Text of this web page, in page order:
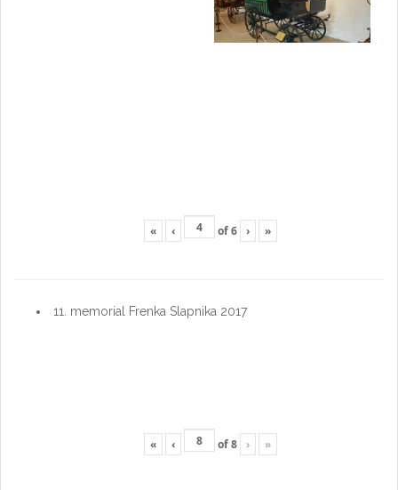
« ‹ of6 › »
11. memorial Frenka Slapnika 2017
« ‹ of8 › »